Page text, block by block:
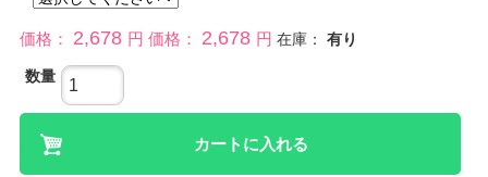
価格： 2,678 円 価格： 2,678 円 在庫： 有り
数量
カートに入れる